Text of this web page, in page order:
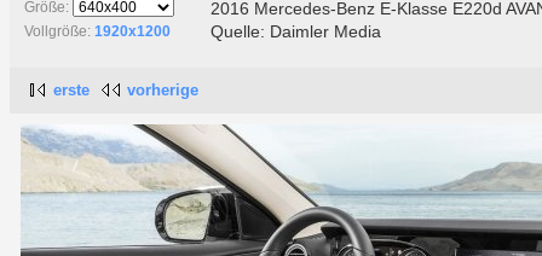
Größe:
Vollgröße: 1920x1200
2016 Mercedes-Benz E-Klasse E220d
Quelle: Daimler Media
erste vorherige